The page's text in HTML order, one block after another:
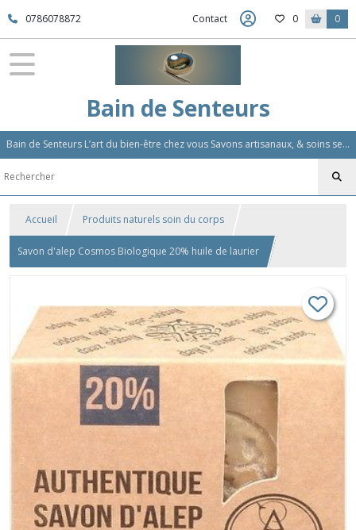
0786078872 Contact 0 0
Bain de Senteurs
Bain de Senteurs L’art du bien-être chez vous Savons artisanaux, & soins sensoriels, Aromathérapie et Parfums d'Ambiance,Soin Des Cheveux
Accueil Produits naturels soin du corps
Savon d'alep Cosmos Biologique 20% huile de laurier